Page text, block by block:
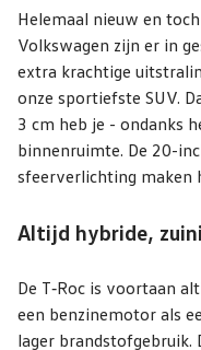
Helemaal nieuw en
Volkswagen zijn er in
extra krachtige
onze sportiefste SUV.
3 cm heb je - ondanks
binnenruimte. De 20-
sfeerverlichting maken
Altijd hybride,
De T‑Roc is voortaan
een benzinemotor als
lager brandstofgebruik.